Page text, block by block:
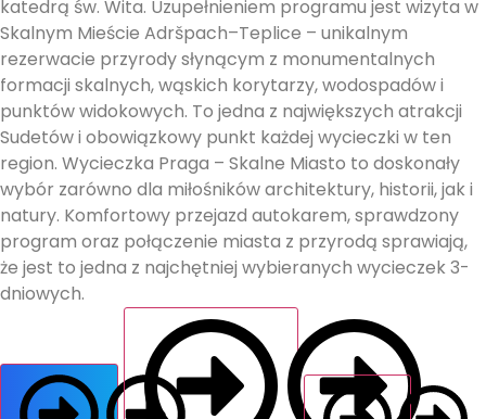
katedrą św. Wita. Uzupełnieniem programu jest wizyta w
Skalnym Mieście Adršpach–Teplice – unikalnym
rezerwacie przyrody słynącym z monumentalnych
formacji skalnych, wąskich korytarzy, wodospadów i
punktów widokowych. To jedna z największych atrakcji
Sudetów i obowiązkowy punkt każdej wycieczki w ten
region. Wycieczka Praga – Skalne Miasto to doskonały
wybór zarówno dla miłośników architektury, historii, jak i
natury. Komfortowy przejazd autokarem, sprawdzony
program oraz połączenie miasta z przyrodą sprawiają,
że jest to jedna z najchętniej wybieranych wycieczek 3-
dniowych.